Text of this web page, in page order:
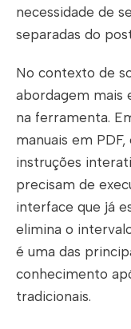
necessidade de
separadas do
No contexto de
abordagem mais
na ferramenta.
manuais em
instruções
precisam de
interface que já
elimina o
é uma das
conhecimento
tradicionais.